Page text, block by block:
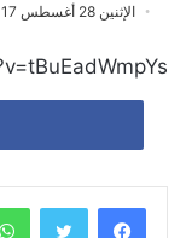
الإثنين 28 أغسطس 2017